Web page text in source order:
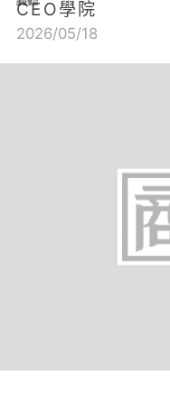
CEO學院
2026/05/18